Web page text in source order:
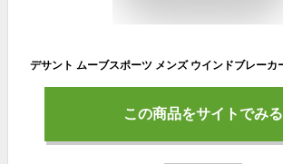
この商品をサイトでみる